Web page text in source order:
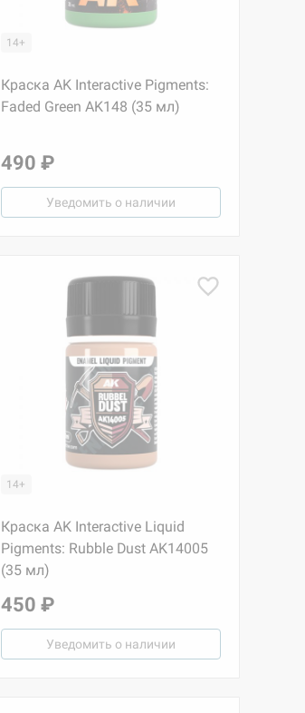
14+
Краска AK Interactive Pigments:
Faded Green AK148 (35 мл)
490 ₽
Уведомить о наличии
14+
Краска AK Interactive Liquid
Pigments: Rubble Dust AK14005
(35 мл)
450 ₽
Уведомить о наличии